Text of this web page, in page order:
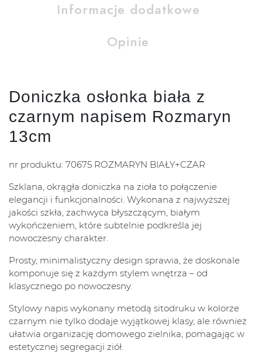
Informacje dodatkowe
Opinie
Doniczka osłonka biała z
czarnym napisem Rozmaryn
13cm
nr produktu: 70675 ROZMARYN BIAŁY+CZAR
Szklana, okrągła doniczka na zioła to połączenie
elegancji i funkcjonalności. Wykonana z najwyższej
jakości szkła, zachwyca błyszczącym, białym
wykończeniem, które subtelnie podkreśla jej
nowoczesny charakter.
Prosty, minimalistyczny design sprawia, że doskonale
komponuje się z każdym stylem wnętrza – od
klasycznego po nowoczesny.
Stylowy napis wykonany metodą sitodruku w kolorze
czarnym nie tylko dodaje wyjątkowej klasy, ale również
ułatwia organizację domowego zielnika, pomagając w
estetycznej segregacji ziół.